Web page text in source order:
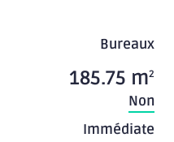
Bureaux
185.75 m2
Non
Immédiate